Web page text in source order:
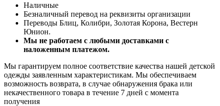
Наличные
Безналичный перевод на реквизиты организации
Переводы Блиц, Колибри, Золотая Корона, Вестерн
Юнион.
Мы не работаем с любыми доставками с
наложенным платежом.
Мы гарантируем полное соответствие качества нашей детской
одежды заявленным характеристикам. Мы обеспечиваем
возможность возврата, в случае обнаружения брака или
некачественного товара в течение 7 дней с момента
получения